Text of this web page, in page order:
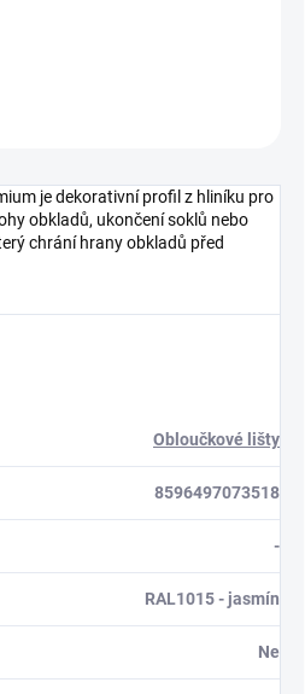
je dekorativní profil z hliníku pro
obkladů, ukončení soklů nebo
chrání hrany obkladů před
Obloučkové lišty
8596497073518
-
RAL1015 - jasmín
Ne